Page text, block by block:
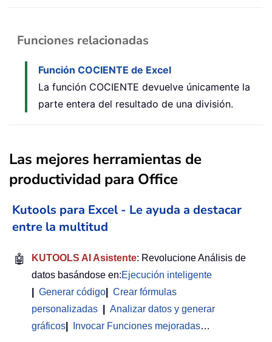
Funciones relacionadas
Función COCIENTE de Excel
La función COCIENTE devuelve únicamente la
parte entera del resultado de una división.
Las mejores herramientas de
productividad para Office
Kutools para Excel - Le ayuda a destacar
entre la multitud
🤖 KUTOOLS AI Asistente: Revolucione Análisis de
datos basándose en:Ejecución inteligente
Generar código
Crear fórmulas
personalizadas
Analizar datos y generar
gráficos
Invocar Funciones mejoradas…